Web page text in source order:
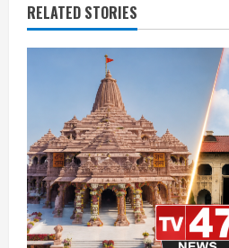
RELATED STORIES